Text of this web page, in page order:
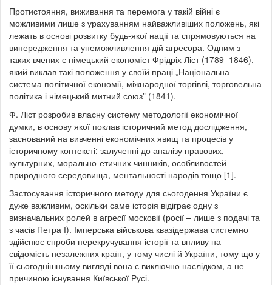
Протистояння, виживання та перемога у такій війні є
можливими лише з урахуванням найважливіших положень, які
лежать в основі розвитку будь-якої нації та спрямовуються на
випередження та унеможливлення дій агресора. Одним з
таких вчених є німецький економіст Фрідріх Ліст (1789–1846),
який виклав такі положення у своїй праці „Національна
система політичної економії, міжнародної торгівлі, торговельна
політика і німецький митний союз” (1841).
Ф. Ліст розробив власну систему методології економічної
думки, в основу якої поклав історичний метод дослідження,
заснований на вивченні економічних явищ та процесів у
історичному контексті: залученні до аналізу правових,
культурних, морально-етичних чинників, особливостей
природного середовища, ментальності народів тощо [1].
Застосування історичного методу для сьогодення України є
дуже важливим, оскільки саме історія відіграє одну з
визначальних ролей в агресії московії (росії – лише з подачі та
з часів Петра І). Імперська військова квазідержава системно
здійснює спроби перекручування історії та впливу на
свідомість незалежних країн, у тому числі й України, тому що у
її сьогоднішньому вигляді вона є виключно наслідком, а не
причиною існування Київської Русі.